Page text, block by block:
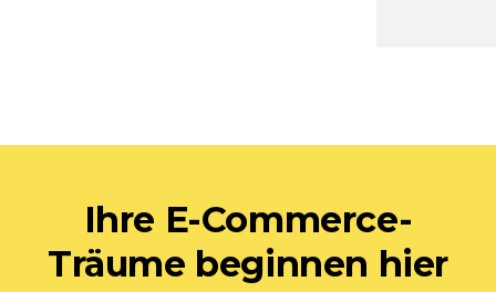
Ihre E-Commerce-
Träume beginnen hier